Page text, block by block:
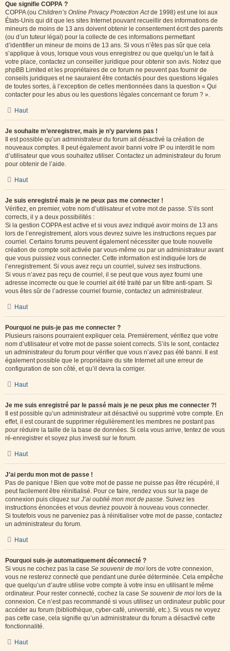
Que signifie COPPA ?
COPPA (ou Children’s Online Privacy Protection Actde 1998) est une loi aux
États-Unis qui dit que les sites Internet pouvant recueillir des informations de
mineurs de moins de 13 ans doivent obtenir le consentement écrit des parents
(ou d’un tuteur légal) pour la collecte de ces informations permettant
d’identifier un mineur de moins de 13 ans. Si vous n’êtes pas sûr que cela
s’applique à vous, lorsque vous vous enregistrez ou que quelqu’un le fait à
votre place, contactez un conseiller juridique pour obtenir son avis. Notez que
phpBB Limited et les propriétaires de ce forum ne peuvent pas fournir de
conseils juridiques et ne sauraient être contactés pour des questions légales
de toutes sortes, à l’exception de celles mentionnées dans la question « Qui
contacter pour les abus ou les questions légales concernant ce forum ? ».
Haut
Je souhaite m’enregistrer, mais je n’y parviens pas !
Il est possible qu’un administrateur du forum ait désactivé la création de
nouveaux comptes. Il peut également avoir banni votre IP ou interdit le nom
d’utilisateur que vous souhaitez utiliser. Contactez un administrateur du forum
pour obtenir de l’aide.
Haut
Je suis enregistré mais je ne peux pas me connecter !
Vérifiez, en premier, votre nom d’utilisateur et votre mot de passe. S’ils sont
corrects, il y a deux possibilités :
Si la gestion COPPA est active et si vous avez indiqué avoir moins de 13 ans
lors de l’enregistrement, alors vous devrez suivre les instructions reçues par
courriel. Certains forums peuvent également nécessiter que toute nouvelle
création de compte soit activée par vous-même ou par un administrateur avant
que vous puissiez vous connecter. Cette information est indiquée lors de
l’enregistrement. Si vous avez reçu un courriel, suivez ses instructions.
Si vous n’avez pas reçu de courriel, il se peut que vous ayez fourni une
adresse incorrecte ou que le courriel ait été traité par un filtre anti-spam. Si
vous êtes sûr de l’adresse courriel fournie, contactez un administrateur.
Haut
Pourquoi ne puis-je pas me connecter ?
Plusieurs raisons pourraient expliquer cela. Premièrement, vérifiez que votre
nom d’utilisateur et votre mot de passe soient corrects. S’ils le sont, contactez
un administrateur du forum pour vérifier que vous n’avez pas été banni. Il est
également possible que le propriétaire du site Internet ait une erreur de
configuration de son côté, et qu’il devra la corriger.
Haut
Je me suis enregistré par le passé mais je ne peux plus me connecter ?!
Il est possible qu’un administrateur ait désactivé ou supprimé votre compte. En
effet, il est courant de supprimer régulièrement les membres ne postant pas
pour réduire la taille de la base de données. Si cela vous arrive, tentez de vous
ré-enregistrer et soyez plus investi sur le forum.
Haut
J’ai perdu mon mot de passe !
Pas de panique ! Bien que votre mot de passe ne puisse pas être récupéré, il
peut facilement être réinitialisé. Pour ce faire, rendez vous sur la page de
connexion puis cliquez sur J’ai oublié mon mot de passe. Suivez les
instructions énoncées et vous devriez pouvoir à nouveau vous connecter.
Si toutefois vous ne parveniez pas à réinitialiser votre mot de passe, contactez
un administrateur du forum.
Haut
Pourquoi suis-je automatiquement déconnecté ?
Si vous ne cochez pas la case Se souvenir de moi lors de votre connexion,
vous ne resterez connecté que pendant une durée déterminée. Cela empêche
que quelqu’un d’autre utilise votre compte à votre insu en utilisant le même
ordinateur. Pour rester connecté, cochez la case Se souvenir de moi lors de la
connexion. Ce n’est pas recommandé si vous utilisez un ordinateur public pour
accéder au forum (bibliothèque, cyber-café, université, etc.). Si vous ne voyez
pas cette case, cela signifie qu’un administrateur du forum a désactivé cette
fonctionnalité.
Haut